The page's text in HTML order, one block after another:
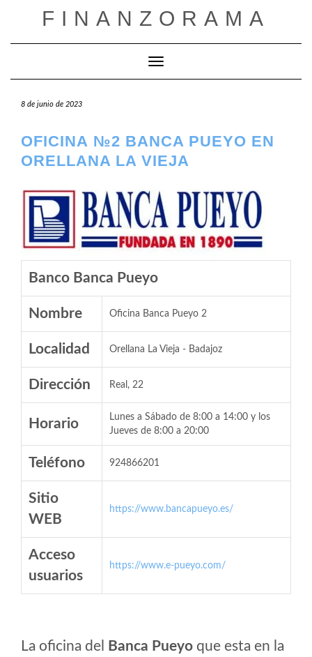
FINANZORAMA
Cambiar modo de navegación
8 de junio de 2023
OFICINA №2 BANCA PUEYO EN
ORELLANA LA VIEJA
Banco Banca Pueyo
Nombre Oficina Banca Pueyo 2
Localidad Orellana La Vieja - Badajoz
Dirección Real, 22
Horario
Lunes a Sábado de 8:00 a 14:00 y los
Jueves de 8:00 a 20:00
Teléfono 924866201
Sitio
WEB
https://www.bancapueyo.es/
Acceso
usuarios
https://www.e-pueyo.com/
La oficina del Banca Pueyo que esta en la